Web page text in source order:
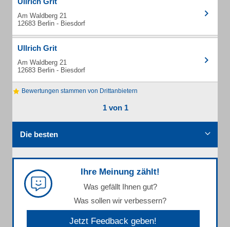
Am Waldberg 21
12683 Berlin - Biesdorf
Ullrich Grit
Am Waldberg 21
12683 Berlin - Biesdorf
Bewertungen stammen von Drittanbietern
1 von 1
Die besten
Ihre Meinung zählt!
Was gefällt Ihnen gut?
Was sollen wir verbessern?
Jetzt Feedback geben!